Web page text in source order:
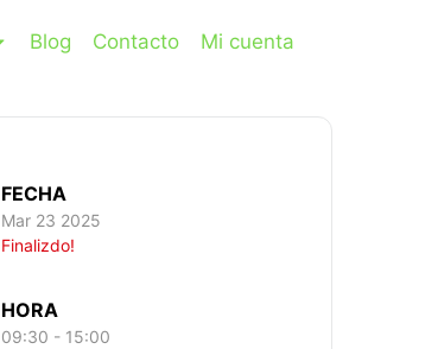
Blog Contacto Mi cuenta
FECHA
Mar 23 2025
Finalizdo!
HORA
09:30 - 15:00